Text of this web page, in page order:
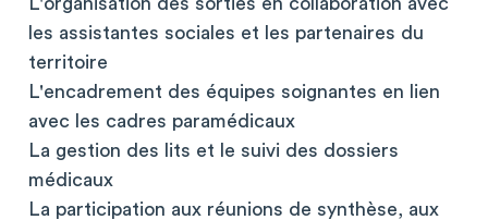
les assistantes sociales et les partenaires du
territoire
L'encadrement des équipes soignantes en lien
avec les cadres paramédicaux
La gestion des lits et le suivi des dossiers
médicaux
La participation aux réunions de synthèse, aux